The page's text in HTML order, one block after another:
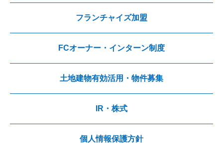
フランチャイズ加盟
FCオーナー・インターン制度
土地建物有効活用・物件募集
IR・株式
個人情報保護方針